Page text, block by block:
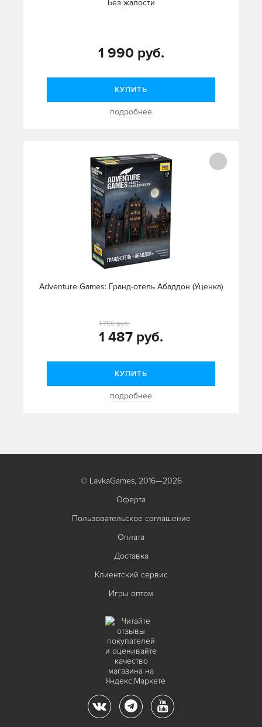
Без жалости
1 990 руб.
КУПИТЬ
подробнее
Adventure Games: Гранд-отель Абаддон (Уценка)
1 487 руб.
1 750 руб.
КУПИТЬ
подробнее
© LavkaGames, 2016—2026
Оферта
Пользовательское соглашение
Оплата
Доставка
Клиентский сервис
Игры оптом